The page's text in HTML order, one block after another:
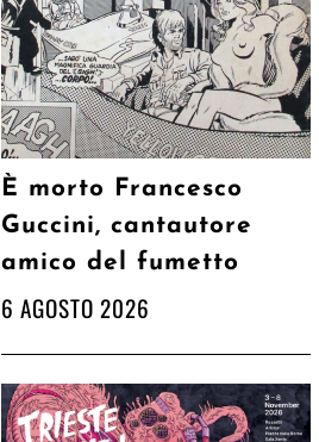
È morto Francesco
Guccini, cantautore
amico del fumetto
6 AGOSTO 2026